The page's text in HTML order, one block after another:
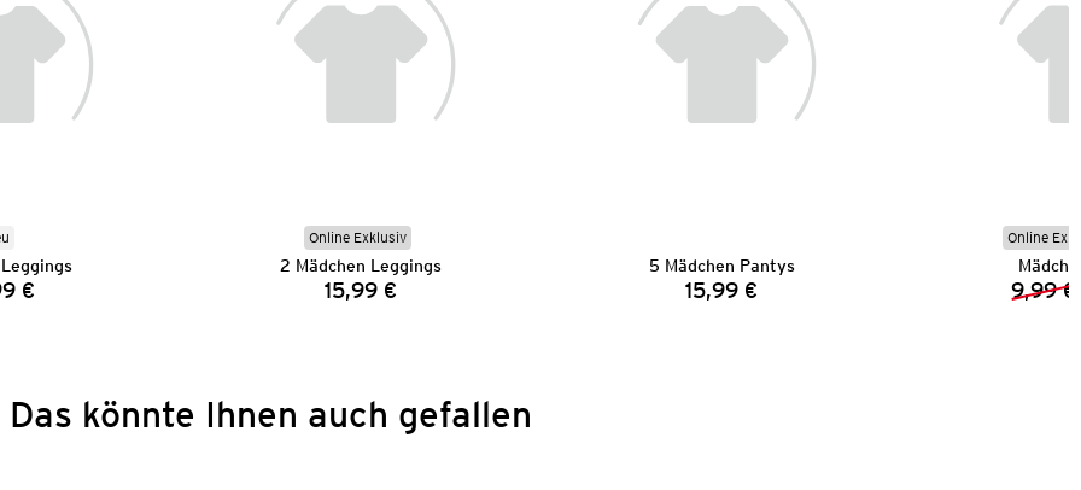
€
Online Exklusiv
2 Mädchen Leggings
Preis:
15,99 €
5 Mädchen Pantys
Preis:
15,99 €
Online
9,99 €
Das könnte Ihnen auch gefallen